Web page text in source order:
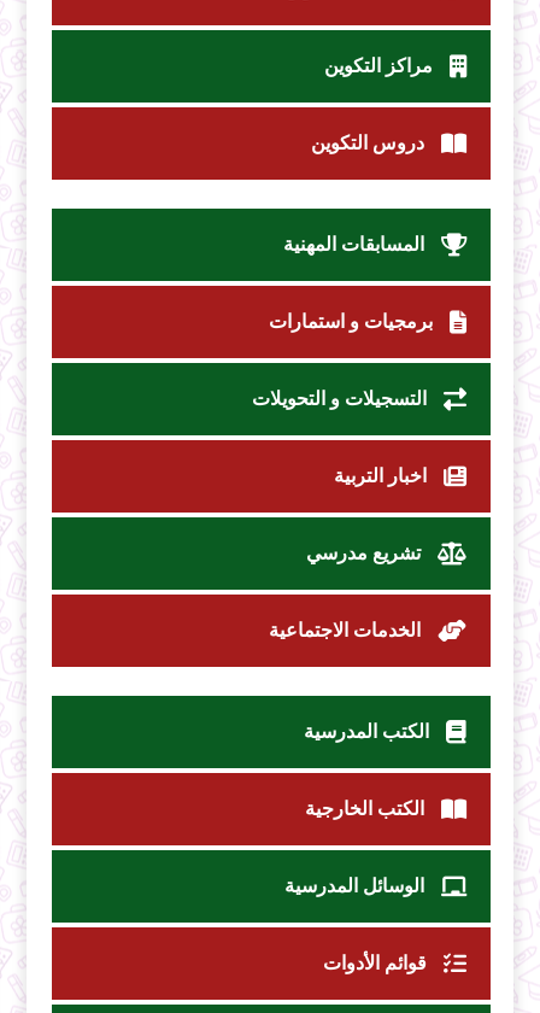
مراكز التكوين
دروس التكوين
المسابقات المهنية
برمجيات و استمارات
التسجيلات و التحويلات
اخبار التربية
تشريع مدرسي
الخدمات الاجتماعية
الكتب المدرسية
الكتب الخارجية
الوسائل المدرسية
قوائم الأدوات